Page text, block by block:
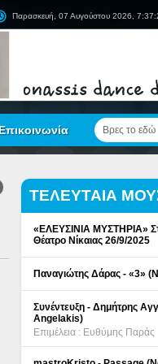
Παρασκευή, 07 Αυγούστου 2026,
Επικοινωνία
ΤΕΛΕΥΤΑΙΑ
«ΕΛΕΥΣΙΝΙΑ ΜΥΣΤΗΡΙΑ»
Θέατρο Νίκαιας 26/9/2025
Παναγιώτης Δάρας - «3»
Συνέντευξη - Δημήτρης
Angelakis)
Επιμέλεια : Ευθύμης Παράς